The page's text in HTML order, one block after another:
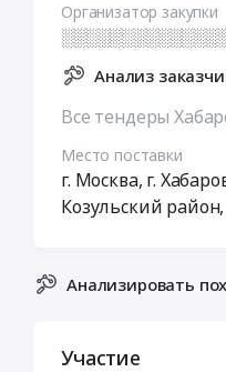
Организатор закупки
Анализ
Все тендеры
Место поставки
г. Москва, г.
Козульский
Анализировать
Участие